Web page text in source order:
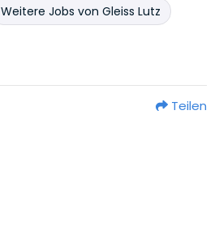
Weitere Jobs von Gleiss Lutz
Teilen